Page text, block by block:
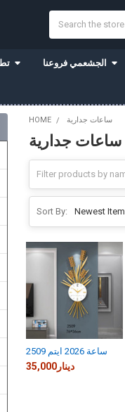
الجشعمي فروعنا
HOME ساعات جدارية
ساعات جدارية
Sort By:
ساعة 2026 ايتم 2509
35,000دينار